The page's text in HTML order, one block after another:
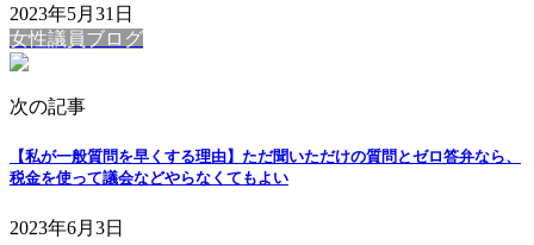
2023年5月31日
女性議員ブログ
次の記事
【私が一般質問を早くする理由】ただ聞いただけの質問とゼロ答弁なら、
税金を使って議会などやらなくてもよい
2023年6月3日